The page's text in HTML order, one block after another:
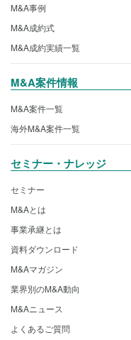
M&A事例
M&A成約式
M&A成約実績一覧
M&A案件情報
M&A案件一覧
海外M&A案件一覧
セミナー・ナレッジ
セミナー
M&Aとは
事業承継とは
資料ダウンロード
M&Aマガジン
業界別のM&A動向
M&Aニュース
よくあるご質問